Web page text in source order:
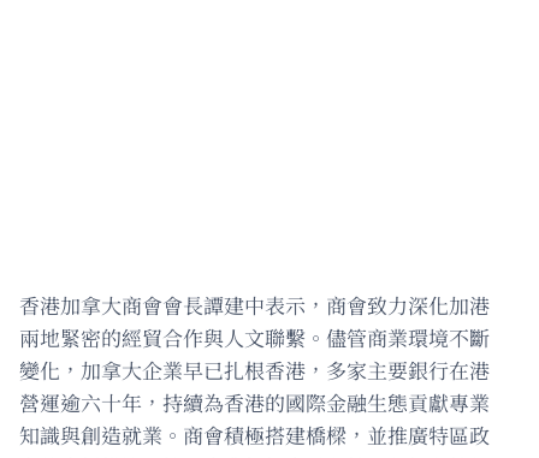
香港加拿大商會會長譚建中表示，商會致力深化加港
兩地緊密的經貿合作與人文聯繫。儘管商業環境不斷
變化，加拿大企業早已扎根香港，多家主要銀行在港
營運逾六十年，持續為香港的國際金融生態貢獻專業
知識與創造就業。商會積極搭建橋樑，並推廣特區政